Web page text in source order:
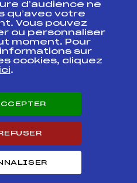
fédéral
Formation, Suivi
d’audience ne
qu’avec votre
Vous pouvez
ou personnaliser
moment. Pour
sur
cookies, cliquez
ici.